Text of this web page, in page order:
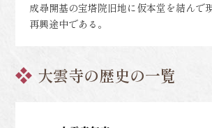
成尋開基の宝塔院旧地に仮本堂を結んで
再興途中である。
大雲寺の歴史の一覧